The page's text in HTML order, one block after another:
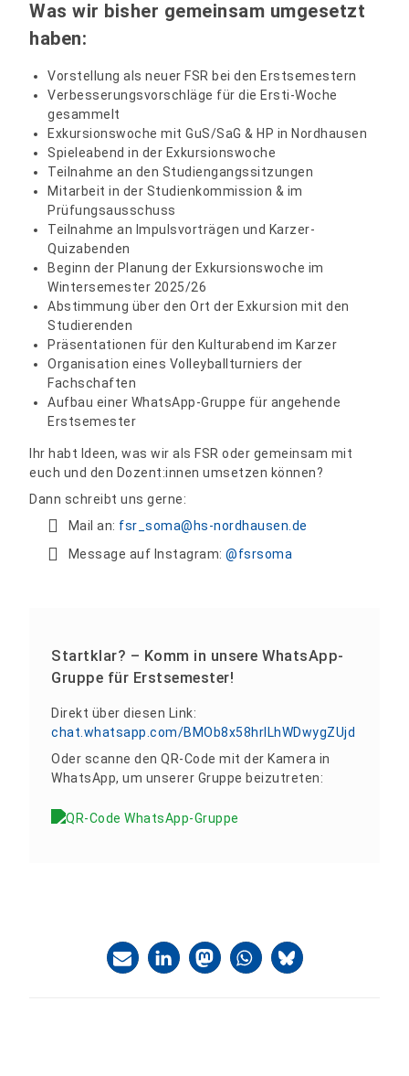
Was wir bisher gemeinsam umgesetzt
haben:
Vorstellung als neuer FSR bei den Erstsemestern
Verbesserungsvorschläge für die Ersti-Woche
gesammelt
Exkursionswoche mit GuS/SaG & HP in Nordhausen
Spieleabend in der Exkursionswoche
Teilnahme an den Studiengangssitzungen
Mitarbeit in der Studienkommission & im
Prüfungsausschuss
Teilnahme an Impulsvorträgen und Karzer-
Quizabenden
Beginn der Planung der Exkursionswoche im
Wintersemester 2025/26
Abstimmung über den Ort der Exkursion mit den
Studierenden
Präsentationen für den Kulturabend im Karzer
Organisation eines Volleyballturniers der
Fachschaften
Aufbau einer WhatsApp-Gruppe für angehende
Erstsemester
Ihr habt Ideen, was wir als FSR oder gemeinsam mit
euch und den Dozent:innen umsetzen können?
Dann schreibt uns gerne:
Mail an: fsr_soma@hs-nordhausen.de
Message auf Instagram:@fsrsoma
Startklar? – Komm in unsere WhatsApp-
Gruppe für Erstsemester!
Direkt über diesen Link:
chat.whatsapp.com/BMOb8x58hrILhWDwygZUjd
Oder scanne den QR-Code mit der Kamera in
WhatsApp, um unserer Gruppe beizutreten: